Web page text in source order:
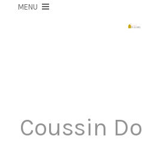
MENU
Coussin
BLOG